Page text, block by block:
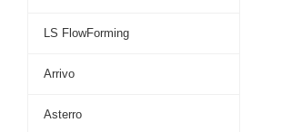
LS FlowForming
Arrivo
Asterro